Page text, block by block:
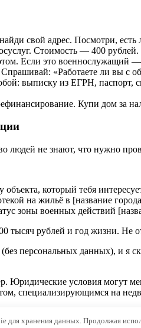
свой адрес. Посмотри,
Стоимость — 400 рублей.
Если это военнослужащий —
«Работаете ли вы с
выписку из ЕГРН, паспорт,
Купи дом за
людей не знают, что нужно
который тебя
на жильё в [название
зоны военных действий
тысяч рублей и год жизни.
персональных данных), и я
Юридические условия могут
специализирующимся на
для хранения данных. Продолжая